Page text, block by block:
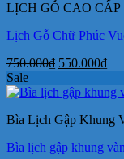
LỊCH GỖ CAO CẤP
Lịch Gỗ Chữ Phúc
750.000₫ Giá
là:
550.000₫Giá
tại
Sale
Bìa Lịch Gập Khung
Bìa lịch gập khung